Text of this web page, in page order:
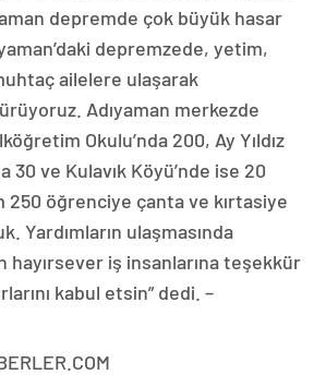
depremde çok büyük hasar
depremzede, yetim,
ailelere ulaşarak
Adıyaman merkezde
Okulu’nda 200, Ay Yıldız
30 ve Kulavık Köyü’nde ise 20
250 öğrenciye çanta ve kırtasiye
Yardımların ulaşmasında
hayırsever iş insanlarına teşekkür
kabul etsin” dedi. –